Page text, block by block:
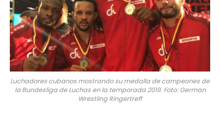
Luchadores cubanos mostrando su medalla de campeones de
la Bundesliga de Luchas en la temporada 2019. Foto: German
Wrestling Ringertreff